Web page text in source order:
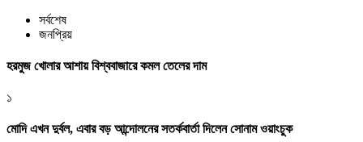
সর্বশেষ
জনপ্রিয়
হরমুজ খোলার আশায় বিশ্ববাজারে কমল তেলের দাম
১
মোদি এখন দুর্বল, এবার বড় আন্দোলনের সতর্কবার্তা দিলেন সোনাম ওয়াংচুক